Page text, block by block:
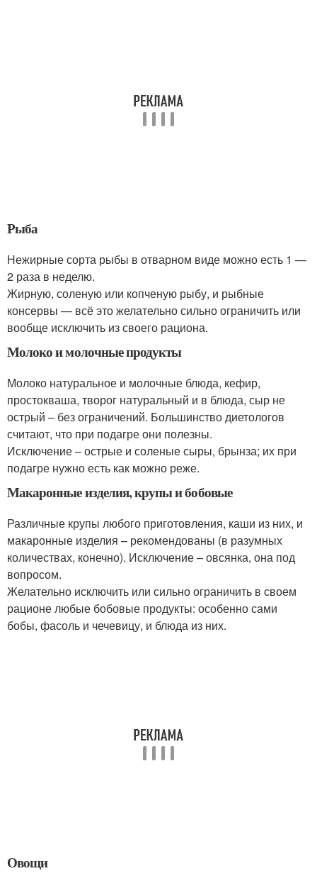
Рыба
Нежирные сорта рыбы в отварном виде можно есть 1 —
2 раза в неделю.
Жирную, соленую или копченую рыбу, и рыбные
консервы — всё это желательно сильно ограничить или
вообще исключить из своего рациона.
Молоко и молочные продукты
Молоко натуральное и молочные блюда, кефир,
простокваша, творог натуральный и в блюда, сыр не
острый – без ограничений. Большинство диетологов
считают, что при подагре они полезны.
Исключение – острые и соленые сыры, брынза; их при
подагре нужно есть как можно реже.
Макаронные изделия, крупы и бобовые
Различные крупы любого приготовления, каши из них, и
макаронные изделия – рекомендованы (в разумных
количествах, конечно). Исключение – овсянка, она под
вопросом.
Желательно исключить или сильно ограничить в своем
рационе любые бобовые продукты: особенно сами
бобы, фасоль и чечевицу, и блюда из них.
Овощи